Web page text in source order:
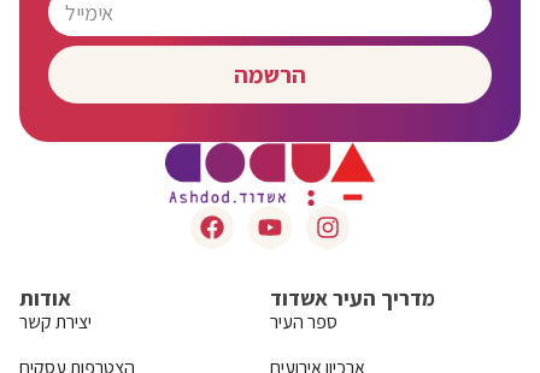
הרשמה
אודות
יצירת קשר
הצטרפות עסקים
מדריך העיר אשדוד
ספר העיר
ארכיון אירועים